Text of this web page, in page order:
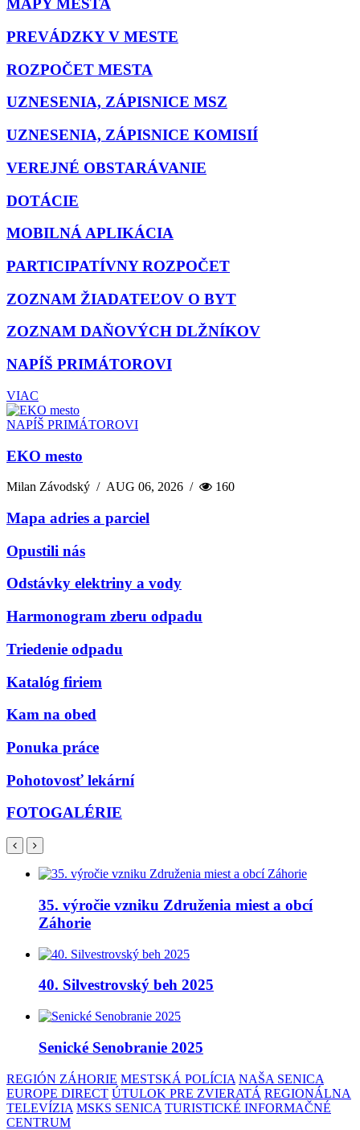
MAPY MESTA
PREVÁDZKY V MESTE
ROZPOČET MESTA
UZNESENIA, ZÁPISNICE MSZ
UZNESENIA, ZÁPISNICE KOMISIÍ
VEREJNÉ OBSTARÁVANIE
DOTÁCIE
MOBILNÁ APLIKÁCIA
PARTICIPATÍVNY ROZPOČET
ZOZNAM ŽIADATEĽOV O BYT
ZOZNAM DAŇOVÝCH DLŽNÍKOV
NAPÍŠ PRIMÁTOROVI
VIAC
NAPÍŠ PRIMÁTOROVI
EKO mesto
Milan Závodský /AUG 06, 2026 / 160
Mapa adries a parciel
Opustili nás
Odstávky elektriny a vody
Harmonogram zberu odpadu
Triedenie odpadu
Katalóg firiem
Kam na obed
Ponuka práce
Pohotovosť lekární
FOTOGALÉRIE
35. výročie vzniku Združenia miest a obcí
Záhorie
40. Silvestrovský beh 2025
Senické Senobranie 2025
REGIÓN ZÁHORIE MESTSKÁ POLÍCIA NAŠA SENICA
EUROPE DIRECT ÚTULOK PRE ZVIERATÁ REGIONÁLNA
TELEVÍZIA MSKS SENICA TURISTICKÉ INFORMAČNÉ
CENTRUM